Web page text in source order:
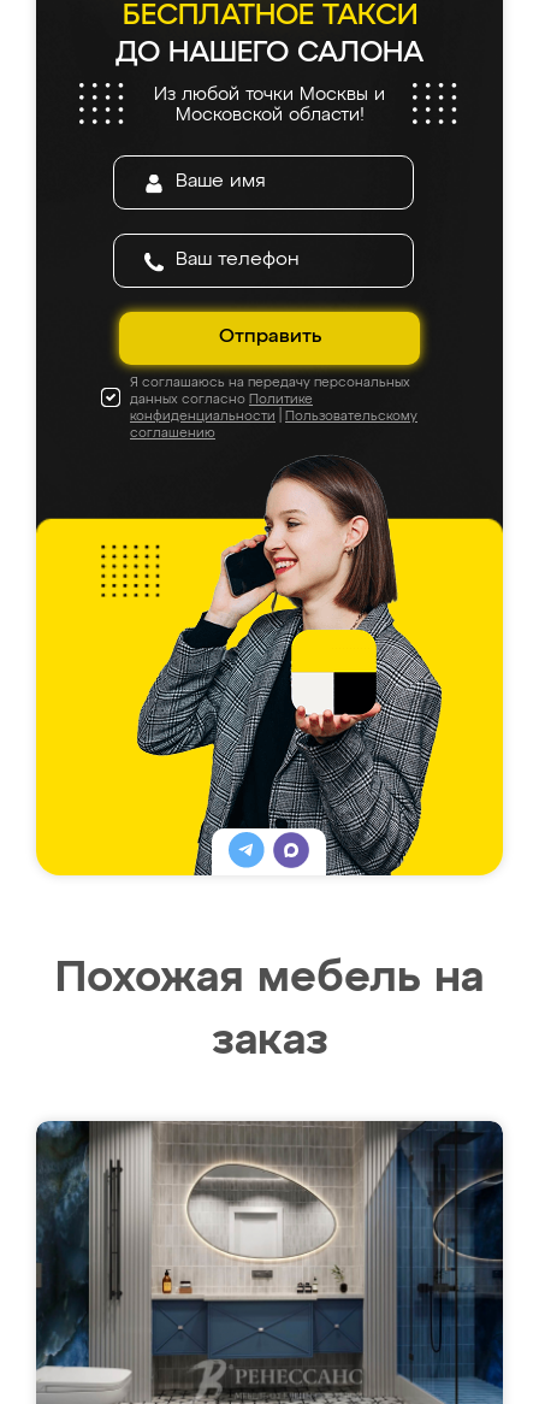
БЕСПЛАТНОЕ ТАКСИ
ДО НАШЕГО САЛОНА
Из любой точки Москвы и
Московской области!
Отправить
Я соглашаюсь на передачу персональных
данных согласно Политике
конфиденциальности
Пользовательскому
соглашению
Похожая мебель на
заказ